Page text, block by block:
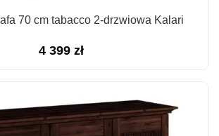
70 cm tabacco 2-drzwiowa Kalari
4 399 zł